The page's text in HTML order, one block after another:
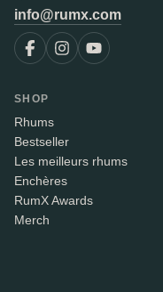
info@rumx.com
SHOP
Rhums
Bestseller
Les meilleurs rhums
Enchères
RumX Awards
Merch